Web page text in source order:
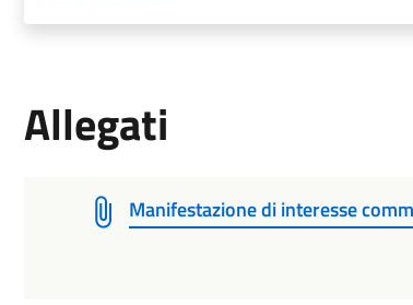
Allegati
Manifestazione di interesse